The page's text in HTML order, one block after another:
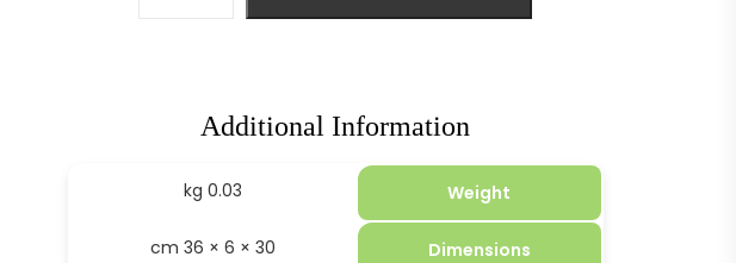
Additional Information
Weight
0.03 kg
Dimensions
30 × 6 × 36 cm